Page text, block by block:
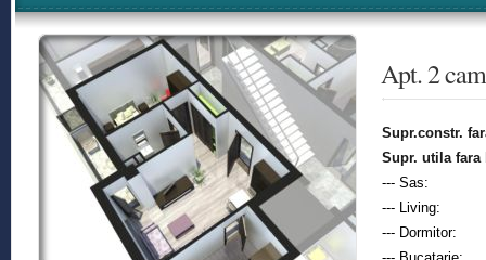
* Planurile si suprafetele sunt cu titlu informativ.
Apt. 2
Supr.constr.
Supr. utila fara
--- Sas:
--- Living:
--- Dormitor: